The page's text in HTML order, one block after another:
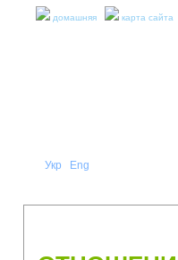
домашняя карта сайта
Укр Eng